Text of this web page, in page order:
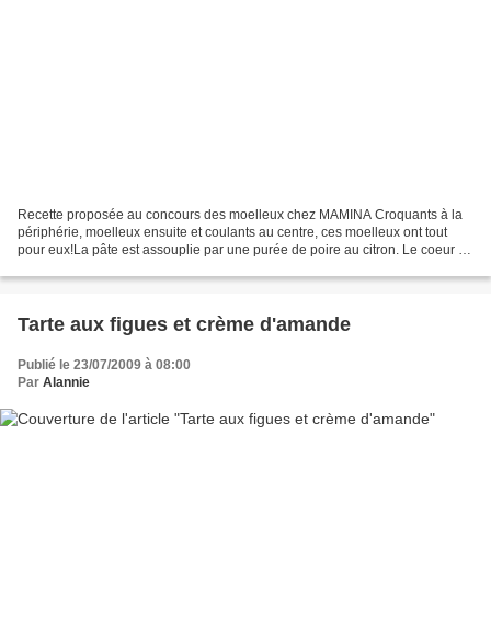
Recette proposée au concours des moelleux chez MAMINA Croquants à la
périphérie, moelleux ensuite et coulants au centre, ces moelleux ont tout
pour eux!La pâte est assouplie par une purée de poire au citron. Le coeur de
Tarte aux figues et crème d'amande
Publié le 23/07/2009 à 08:00
Par Alannie